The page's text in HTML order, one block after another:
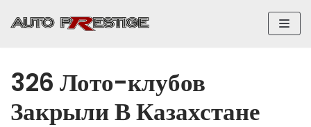
Skip
to
326 Лото-клубов
Закрыли В Казахстане